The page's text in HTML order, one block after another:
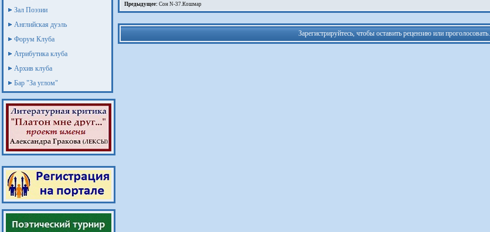
Зал Поэзии
Английская дуэль
Форум Клуба
Атрибутика клуба
Архив клуба
Бар "За углом"
Предыдущее: Сон N-37.Кошмар
Зарегистрируйтесь, чтобы оставить рецензию или проголосовать.